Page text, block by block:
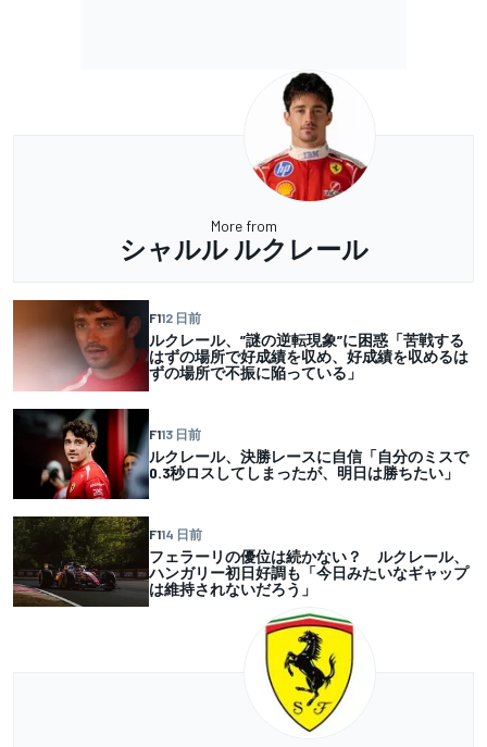
More from
シャルル ルクレール
F112 日前
ルクレール、”謎の逆転現象”に困惑「苦戦する
はずの場所で好成績を収め、好成績を収めるは
ずの場所で不振に陥っている」
F113 日前
ルクレール、決勝レースに自信「自分のミスで
0.3秒ロスしてしまったが、明日は勝ちたい」
F114 日前
フェラーリの優位は続かない？ ルクレール、
ハンガリー初日好調も「今日みたいなギャップ
は維持されないだろう」